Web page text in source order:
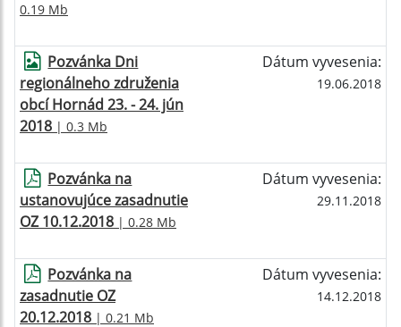
0.19 Mb
Pozvánka Dni
regionálneho združenia
obcí Hornád 23. - 24. jún
2018 | 0.3 Mb
Dátum vyvesenia:
19.06.2018
Pozvánka na
ustanovujúce zasadnutie
OZ 10.12.2018 | 0.28 Mb
Dátum vyvesenia:
29.11.2018
Pozvánka na
zasadnutie OZ
20.12.2018 | 0.21 Mb
Dátum vyvesenia:
14.12.2018